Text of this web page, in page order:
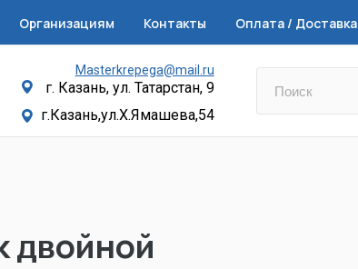
Организациям Контакты Оплата / Доставка
Masterkrepega@mail.ru
г. Казань, ул. Татарстан, 9
г.Казань,ул.Х.Ямашева,54
двойной